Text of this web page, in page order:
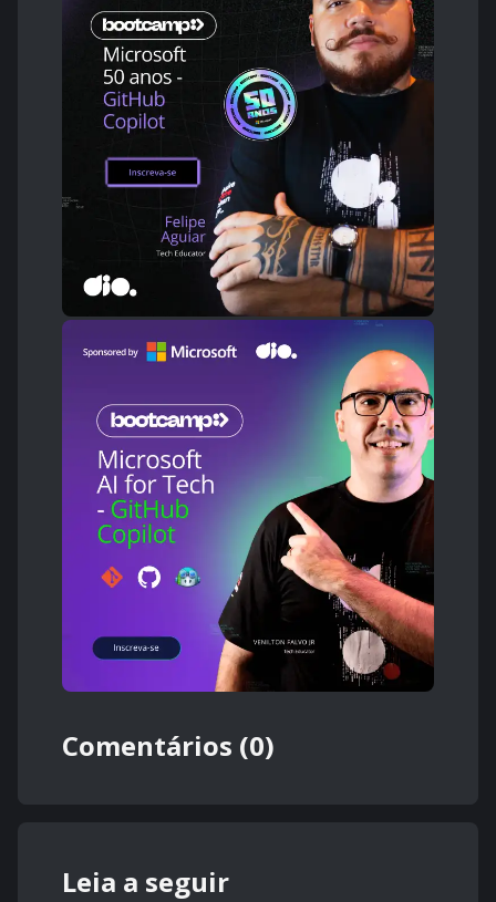
Comentários (0)
Leia a seguir